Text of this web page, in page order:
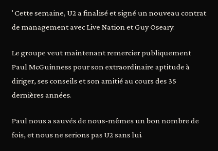
' Cette semaine, U2 a finalisé et signé un nouveau contrat
de management avec Live Nation et Guy Oseary.
Le groupe veut maintenant remercier publiquement
Paul McGuinness pour son extraordinaire aptitude à
diriger, ses conseils et son amitié au cours des 35
dernières années.
Paul nous a sauvés de nous-mêmes un bon nombre de
fois, et nous ne serions pas U2 sans lui.